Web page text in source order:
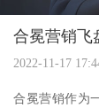
合冕营销飞
2022-11-17
合冕营销作为